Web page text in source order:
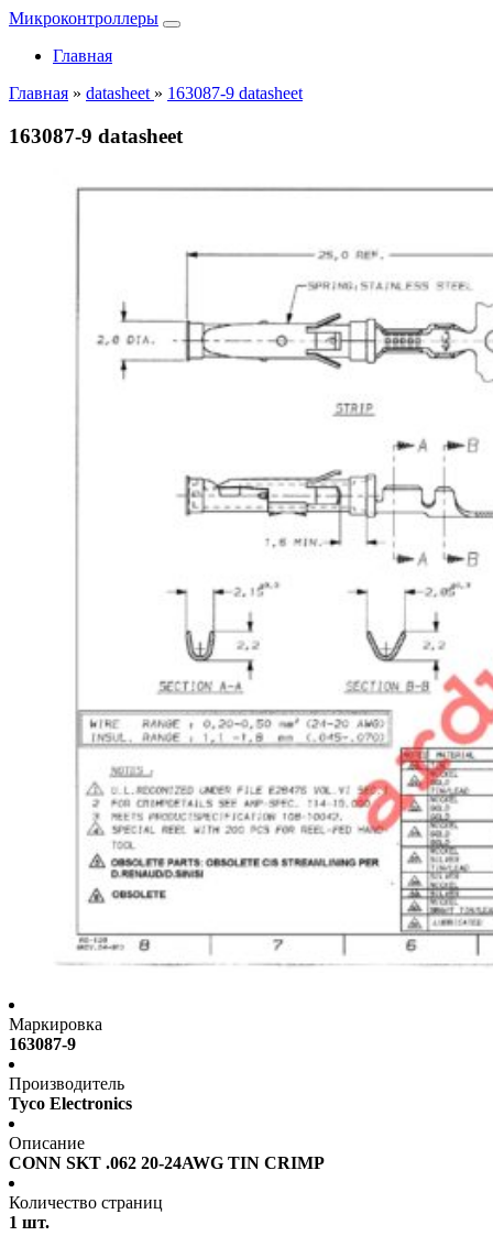
Микроконтроллеры
Главная
Главная » datasheet » 163087-9 datasheet
163087-9 datasheet
Маркировка
163087-9
Производитель
Tyco Electronics
Описание
CONN SKT .062 20-24AWG TIN CRIMP
Количество страниц
1 шт.